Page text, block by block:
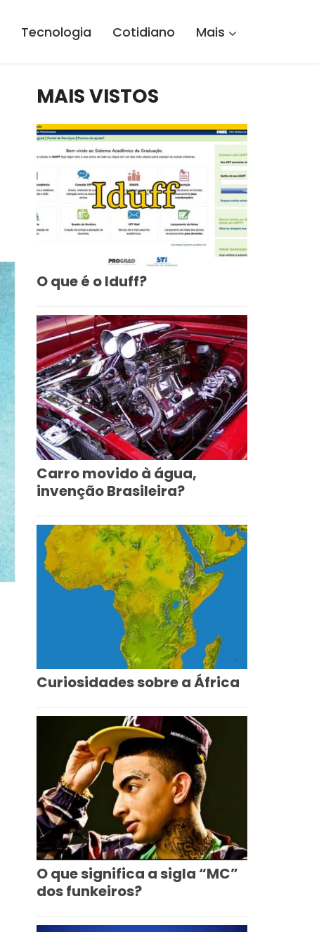
Tecnologia Cotidiano Mais
MAIS VISTOS
O que é o Iduff?
Carro movido à água,
invenção Brasileira?
Curiosidades sobre a África
O que significa a sigla “MC”
dos funkeiros?